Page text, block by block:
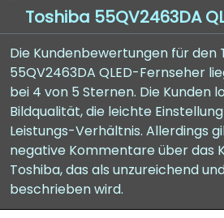
Toshiba 55QV2463DA
Die Kundenbewertungen für den
55QV2463DA QLED-Fernseher
bei 4 von 5 Sternen. Die Kunden
Bildqualität, die leichte
Leistungs-Verhältnis. Allerdings
negative Kommentare über das
Toshiba, das als unzureichend
beschrieben wird.